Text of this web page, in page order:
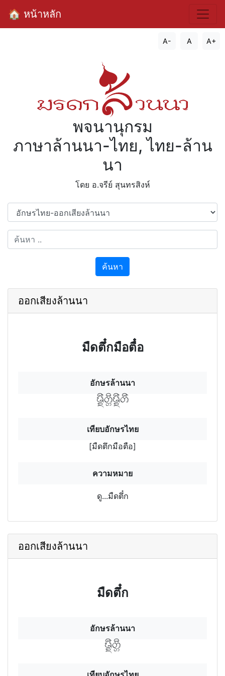
🏠 หน้าหลัก
A- A A+
พจนานุกรม
ภาษาล้านนา-ไทย, ไทย-ล้าน
นา
โดย อ.จรีย์​ สุนทรสิงห์
ค้นหา
ออกเสียงล้านนา
มืดตึ๋กมือตื๋อ
อักษรล้านนา
มืดฯตึกฯมืดฯตื
เทียบอักษรไทย
[มืดตึกมือตือ]
ความหมาย
ดู...มืดตึ๋ก
ออกเสียงล้านนา
มืดตึ๋ก
อักษรล้านนา
มืดฯตึกฯ